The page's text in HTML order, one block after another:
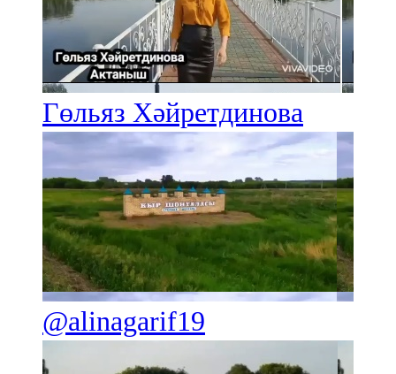
Гөльяз Хәйретдинова
@alinagarif19